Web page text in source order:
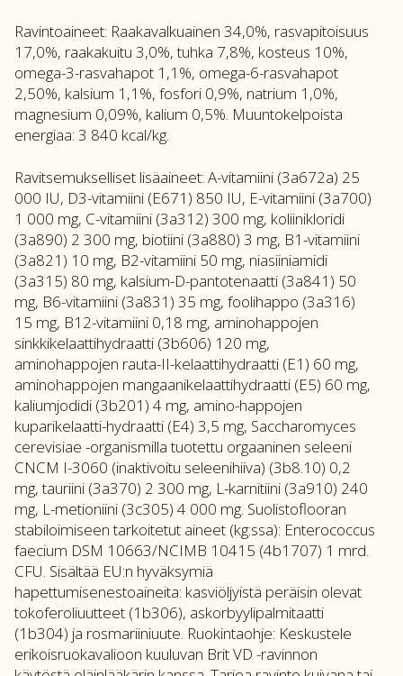
Ravintoaineet: Raakavalkuainen 34,0%, rasvapitoisuus
17,0%, raakakuitu 3,0%, tuhka 7,8%, kosteus 10%,
omega-3-rasvahapot 1,1%, omega-6-rasvahapot
2,50%, kalsium 1,1%, fosfori 0,9%, natrium 1,0%,
magnesium 0,09%, kalium 0,5%. Muuntokelpoista
energiaa: 3 840 kcal/kg.
Ravitsemukselliset lisäaineet: A-vitamiini (3a672a) 25
000 IU, D3-vitamiini (E671) 850 IU, E-vitamiini (3a700)
1 000 mg, C-vitamiini (3a312) 300 mg, koliinikloridi
(3a890) 2 300 mg, biotiini (3a880) 3 mg, B1-vitamiini
(3a821) 10 mg, B2-vitamiini 50 mg, niasiiniamidi
(3a315) 80 mg, kalsium-D-pantotenaatti (3a841) 50
mg, B6-vitamiini (3a831) 35 mg, foolihappo (3a316)
15 mg, B12-vitamiini 0,18 mg, aminohappojen
sinkkikelaattihydraatti (3b606) 120 mg,
aminohappojen rauta-II-kelaattihydraatti (E1) 60 mg,
aminohappojen mangaanikelaattihydraatti (E5) 60 mg,
kaliumjodidi (3b201) 4 mg, amino-happojen
kuparikelaatti-hydraatti (E4) 3,5 mg, Saccharomyces
cerevisiae -organismilla tuotettu orgaaninen seleeni
CNCM I-3060 (inaktivoitu seleenihiiva) (3b8.10) 0,2
mg, tauriini (3a370) 2 300 mg, L-karnitiini (3a910) 240
mg, L-metioniini (3c305) 4 000 mg. Suolistoflooran
stabiloimiseen tarkoitetut aineet (kg:ssa): Enterococcus
faecium DSM 10663/NCIMB 10415 (4b1707) 1 mrd.
CFU. Sisältää EU:n hyväksymiä
hapettumisenestoaineita: kasviöljyistä peräisin olevat
tokoferoliuutteet (1b306), askorbyylipalmitaatti
(1b304) ja rosmariiniuute. Ruokintaohje: Keskustele
erikoisruokavalioon kuuluvan Brit VD -ravinnon